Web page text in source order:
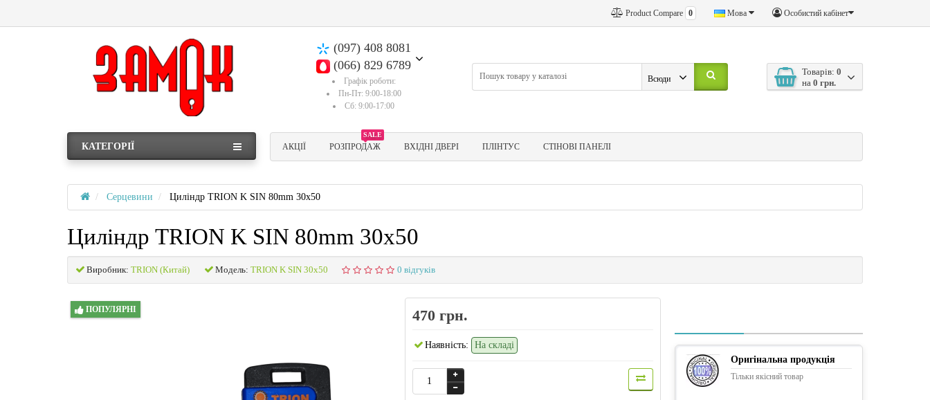
Особистий кабінет
Мова
Product Compare 0
(097) 408 8081
(066) 829 6789
Графік роботи:
Пн-Пт: 9:00-18:00
Сб: 9:00-17:00
Товарів: 0
на 0 грн.
Всюди
КАТЕГОРІЇ АКЦІЇ
SALE
РОЗПРОДАЖ ВХІДНІ ДВЕРІ ПЛІНТУС СТІНОВІ ПАНЕЛІ
Серцевини Циліндр TRION K SIN 80mm 30х50
Циліндр TRION K SIN 80mm 30х50
Виробник: TRION (Китай) Модель: TRION K SIN 30х50 0 відгуків
ПОПУЛЯРНІ 470 грн.
Наявність: На складі
Оригінальна продукція
Тільки якісний товар